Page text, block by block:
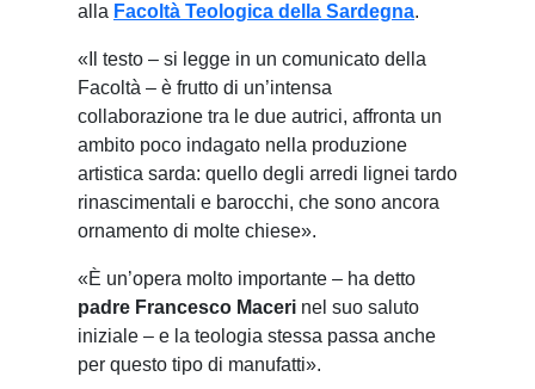
alla Facoltà Teologica della Sardegna.
«Il testo – si legge in un comunicato della
Facoltà – è frutto di un’intensa
collaborazione tra le due autrici, affronta un
ambito poco indagato nella produzione
artistica sarda: quello degli arredi lignei tardo
rinascimentali e barocchi, che sono ancora
ornamento di molte chiese».
«È un’opera molto importante – ha detto
padre Francesco Maceri nel suo saluto
iniziale – e la teologia stessa passa anche
per questo tipo di manufatti».